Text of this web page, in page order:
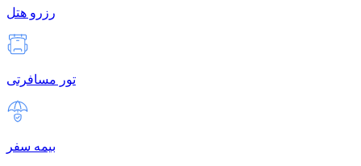
رزرو هتل
تور مسافرتی
بیمه سفر